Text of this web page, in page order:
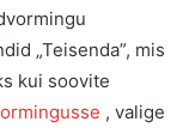
„Teisenda”, mis
kui soovite
, valige